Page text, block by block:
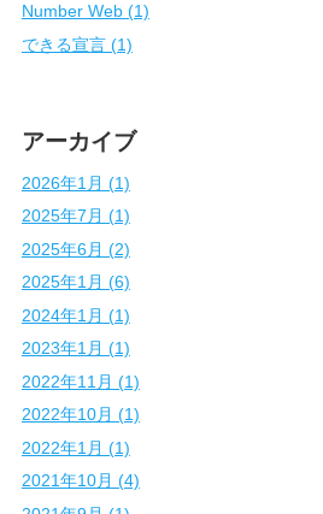
Number Web (1)
できる宣言 (1)
アーカイブ
2026年1月 (1)
2025年7月 (1)
2025年6月 (2)
2025年1月 (6)
2024年1月 (1)
2023年1月 (1)
2022年11月 (1)
2022年10月 (1)
2022年1月 (1)
2021年10月 (4)